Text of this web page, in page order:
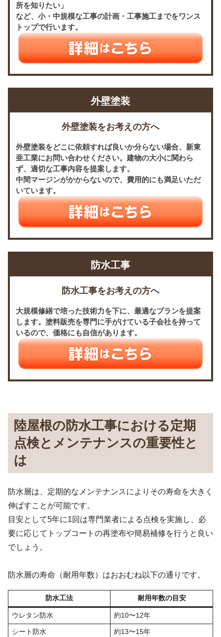
所を知りたい」
など、小・中規模な工事の計画・工事施工までをワンス
トップで行います。
外壁塗装
外壁塗装をお考えの方へ
外壁塗装をどこに依頼すれば良いか分らない場合、新東
亜工業にお問い合わせください。建物の大小に関わら
ず、適切な工事内容を提案します。
中間マージンがかからないので、費用的にも満足いただ
いています。
防水工事
防水工事をお考えの方へ
大規模修繕で培った技術力を下に、最適なプランを提案
します。塗料販売を専門に手がけている子会社を持って
いるので、価格にも自信があります。
陸屋根の防水工事における定期
点検とメンテナンスの重要性と
は
防水層は、定期的なメンテナンスによりその寿命を大きく
伸ばすことが可能です。
目安として5年に1回は専門業者による点検を実施し、必
要に応じてトップコートの再塗布や簡易補修を行うと良い
でしょう。
防水層の寿命（耐用年数）はおおむね以下の通りです。
防水工法 耐用年数の目安
ウレタン防水 約10〜12年
シート防水 約13〜15年